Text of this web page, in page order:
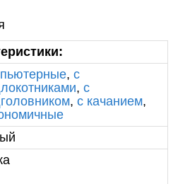
,с
,с
,с качанием,